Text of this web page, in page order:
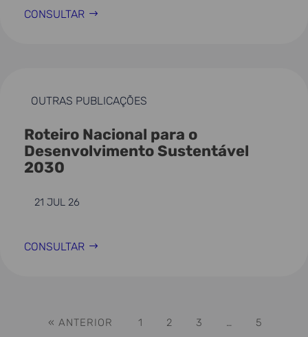
CONSULTAR
OUTRAS PUBLICAÇÕES
Roteiro Nacional para o
Desenvolvimento Sustentável
2030
21 JUL 26
CONSULTAR
« ANTERIOR 1 2 3 … 5